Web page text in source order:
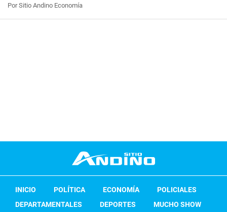
Por Sitio Andino Economía
INICIO POLÍTICA ECONOMÍA
POLICIALES
DEPARTAMENTALES
DEPORTES MUCHO SHOW